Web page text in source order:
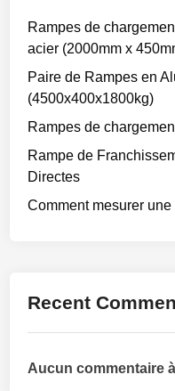
Rampes de
acier (2000mm x
Paire de Rampes en
(4500x400x1800kg)
Rampes de
Rampe de
Directes
Comment mesurer une
Recent
Aucun commentaire